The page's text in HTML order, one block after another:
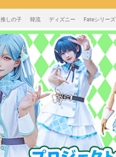
推しの子 韓流 ディズニー Fateシリーズ